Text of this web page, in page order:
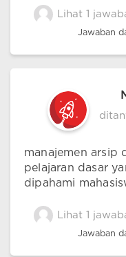
Lihat 1
Jawaban
manajemen arsip
pelajaran dasar
dipahami
Lihat 1
Jawaban